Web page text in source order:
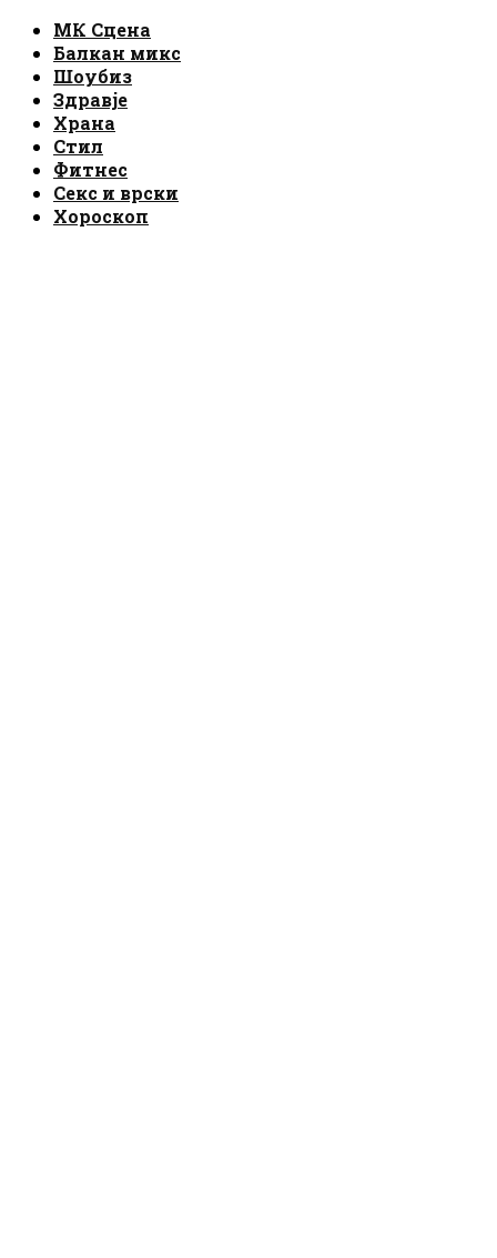
МК Сцена
Балкан микс
Шоубиз
Здравје
Храна
Стил
Фитнес
Секс и врски
Хороскоп